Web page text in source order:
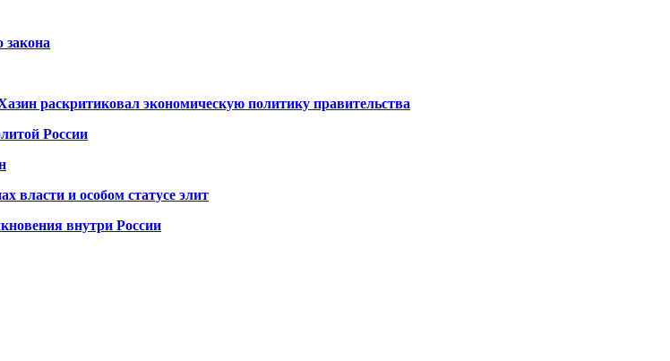
раскритиковал экономическую политику правительства
России
власти и особом статусе элит
внутри России